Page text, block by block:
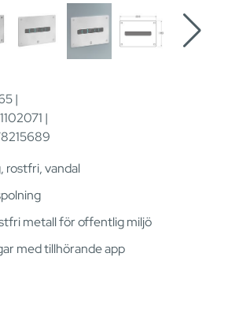
|
|
rostfri, vandal
metall för offentlig miljö
med tillhörande app